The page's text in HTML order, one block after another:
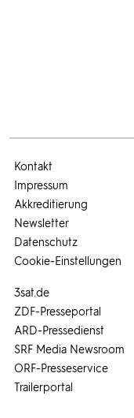
3sat.de
ZDF-Presseportal
ARD-Pressedienst
SRF Media Newsroom
ORF-Presseservice
Trailerportal
Kontakt
Impressum
Akkreditierung
Newsletter
Datenschutz
Cookie-Einstellungen